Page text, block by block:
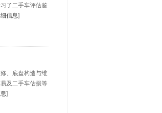
了二手车评估鉴
信息]
、底盘构造与维
及二手车估损等
]